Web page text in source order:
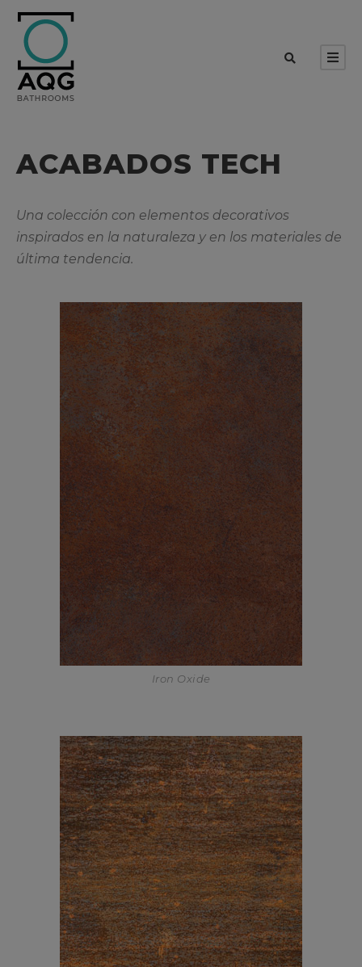
ACABADOS TECH
Una colección con elementos decorativos
inspirados en la naturaleza y en los materiales de
última tendencia.
Iron Oxide